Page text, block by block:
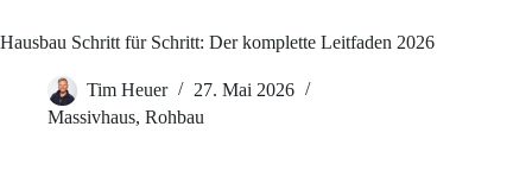
Hausbau Schritt für Schritt: Der komplette Leitfaden 2026
Tim Heuer
27. Mai 2026
Massivhaus, Rohbau